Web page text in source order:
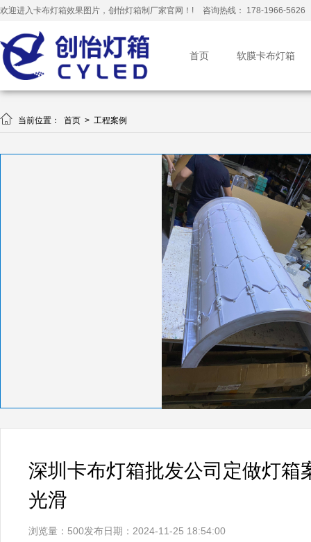
欢迎进入卡布灯箱效果图片，创怡灯箱制厂家官网！! 咨询热线： 178-1966-5626
首页 软膜卡布灯箱
 当前位置： 首页 > 工程案例
深圳卡布灯箱批发公司定做灯箱
光滑
浏览量：500发布日期：2024-11-25 18:54:00